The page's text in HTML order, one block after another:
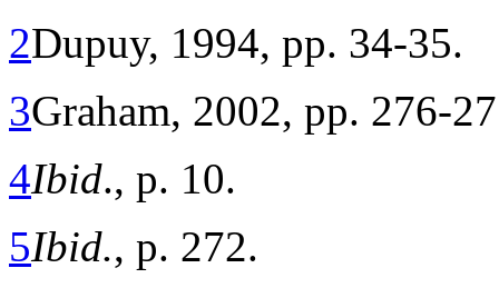
2Dupuy, 1994, pp. 34-35.
3Graham, 2002, pp. 276-
4Ibid., p. 10.
5Ibid., p. 272.